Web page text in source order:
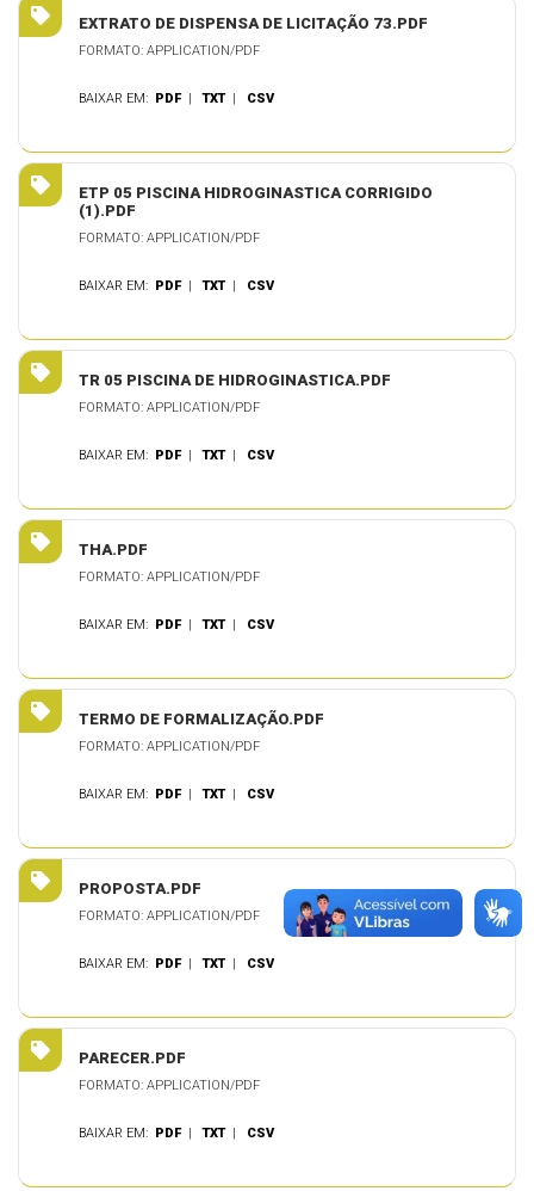
EXTRATO DE DISPENSA DE LICITAÇÃO 73.PDF
FORMATO: APPLICATION/PDF
BAIXAR EM: PDF |TXT | CSV
ETP 05 PISCINA HIDROGINASTICA CORRIGIDO
(1).PDF
FORMATO: APPLICATION/PDF
BAIXAR EM: PDF |TXT | CSV
TR 05 PISCINA DE HIDROGINASTICA.PDF
FORMATO: APPLICATION/PDF
BAIXAR EM: PDF |TXT | CSV
THA.PDF
FORMATO: APPLICATION/PDF
BAIXAR EM: PDF |TXT | CSV
TERMO DE FORMALIZAÇÃO.PDF
FORMATO: APPLICATION/PDF
BAIXAR EM: PDF |TXT | CSV
PROPOSTA.PDF
FORMATO: APPLICATION/PDF
BAIXAR EM: PDF |TXT | CSV
PARECER.PDF
FORMATO: APPLICATION/PDF
BAIXAR EM: PDF |TXT | CSV